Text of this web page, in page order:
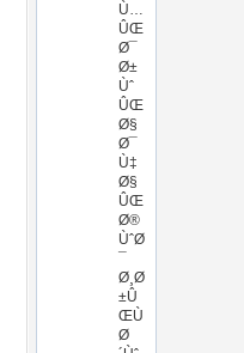
Ù…
ÛŒ
Ø¯
Ø±
Ùˆ
ÛŒ
Ø§
Ø¯
Ù‡
Ø§
ÛŒ
Ø®
ÙˆØ
Ø¸Ø
±Û
ŒÙ
Ø